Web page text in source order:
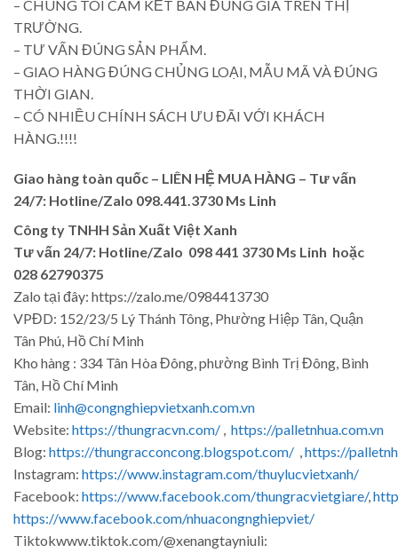
– CHÚNG TÔI CAM KẾT BÁN ĐÚNG GIÁ TRÊN THỊ
TRƯỜNG.
– TƯ VẤN ĐÚNG SẢN PHẨM.
– GIAO HÀNG ĐÚNG CHỦNG LOẠI, MẪU MÃ VÀ ĐÚNG
THỜI GIAN.
– CÓ NHIỀU CHÍNH SÁCH ƯU ĐÃI VỚI KHÁCH
HÀNG.!!!!
Giao hàng toàn quốc – LIÊN HỆ MUA HÀNG – Tư vấn
24/7: Hotline/Zalo 098.441.3730 Ms Linh
Công ty TNHH Sản Xuất Việt Xanh
Tư vấn 24/7: Hotline/Zalo 098 441 3730 Ms Linh hoặc
028 62790375
Zalo tại đây: https://zalo.me/0984413730
VPĐD: 152/23/5 Lý Thánh Tông, Phường Hiệp Tân, Quận
Tân Phú, Hồ Chí Minh
Kho hàng : 334 Tân Hòa Đông, phường Bình Trị Đông, Bình
Tân, Hồ Chí Minh
Email: linh@congnghiepvietxanh.com.vn
Website: https://thungracvn.com/ , https://palletnhua.com.vn
Blog: https://thungracconcong.blogspot.com/ ,https://
Instagram: https://www.instagram.com/thuylucvietxanh/
Facebook: https://www.facebook.com/thungracvietgiare/,
https://www.facebook.com/nhuacongnghiepviet/
Tiktokwww.tiktok.com/@xenangtayniuli: